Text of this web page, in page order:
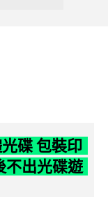
碟 包裝印
不出光碟遊